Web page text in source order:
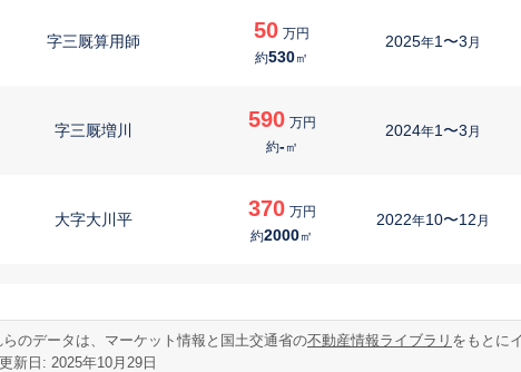
字三厩算用師 50 万円
約530㎡
2025年1〜3 月
字三厩増川 590 万円
約-㎡
2024年1〜3 月
大字大川平 370 万円
約2000㎡
2022年10〜12 月
410
のデータは、マーケット情報と国土交通省の不動産情報ライブラリ をもとに
新日: 2025年10月29日